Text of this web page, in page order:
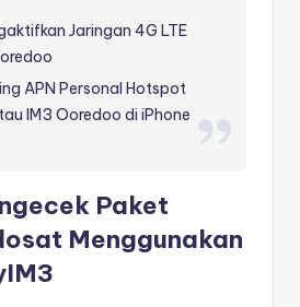
Jaringan 4G LTE
APN Personal Hotspot
IM3 Ooredoo di iPhone
Paket
Menggunakan